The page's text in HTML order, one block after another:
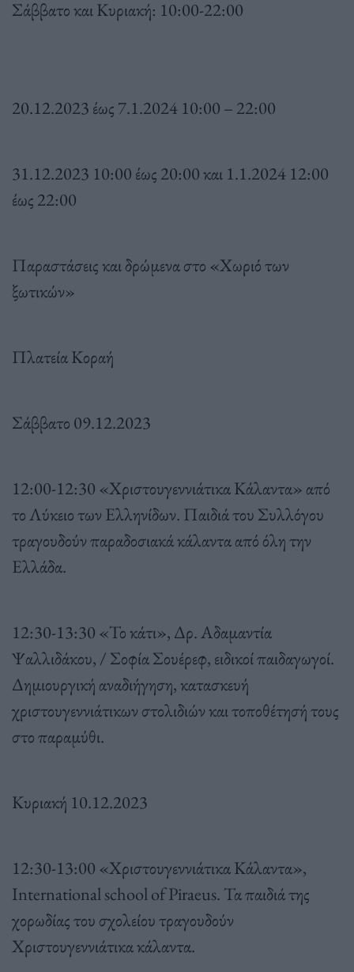
Σάββατο και Κυριακή: 10:00-22:00
20.12.2023 έως 7.1.2024 10:00 – 22:00
31.12.2023 10:00 έως 20:00 και 1.1.2024 12:00
έως 22:00
Παραστάσεις και δρώμενα στο «Χωριό των
ξωτικών»
Πλατεία Κοραή
Σάββατο 09.12.2023
12:00-12:30 «Χριστουγεννιάτικα Κάλαντα» από
το Λύκειο των Ελληνίδων. Παιδιά του Συλλόγου
τραγουδούν παραδοσιακά κάλαντα από όλη την
Ελλάδα.
12:30-13:30 «Το κάτι», Δρ. Αδαμαντία
Ψαλλιδάκου, / Σοφία Σουέρεφ, ειδικοί παιδαγωγοί.
Δημιουργική αναδιήγηση, κατασκευή
χριστουγεννιάτικων στολιδιών και τοποθέτησή τους
στο παραμύθι.
Κυριακή 10.12.2023
12:30-13:00 «Χριστουγεννιάτικα Κάλαντα»,
International school of Piraeus. Τα παιδιά της
χορωδίας του σχολείου τραγουδούν
Χριστουγεννιάτικα κάλαντα.